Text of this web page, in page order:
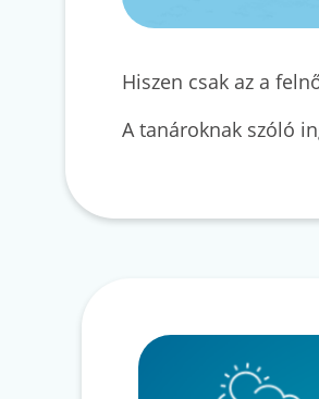
Hiszen csak az a
A tanároknak szóló